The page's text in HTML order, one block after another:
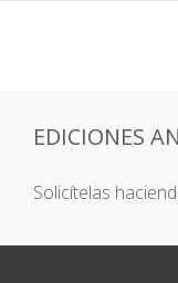
EDICIONES
Solicítelas